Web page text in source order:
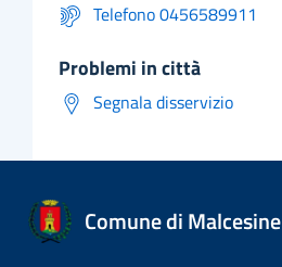
Telefono 0456589911
problemi in città
Segnala disservizio
Comune di Malcesine